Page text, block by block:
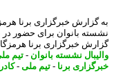
خبرگزاری برنا
بانوان برای حضور در
خبرگزاری برنا هرمزگان،
نشسته بانوان- تیم ملی
برنا-تیم ملی -کادر